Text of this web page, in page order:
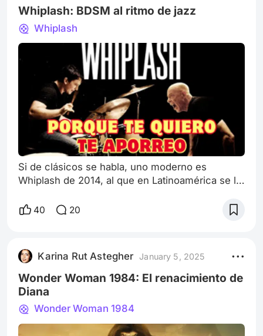
Whiplash: BDSM al ritmo de jazz
Whiplash
Si de clásicos se habla, uno moderno es
Whiplash de 2014, al que en Latinoamérica se le
día este filme ostenta grandes calificaciones en
proveniente de los críticos y otro 94% respecto
a las valoraciones del público. En el portal IMDB
su puntaje es de 8.5/10. En su
40 20
Karina Rut Astegher January 5, 2025
Wonder Woman 1984: El renacimiento de
Diana
Wonder Woman 1984